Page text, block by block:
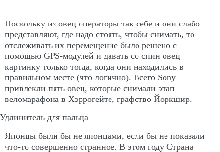
Поскольку из овец операторы так себе и они слабо
представляют, где надо стоять, чтобы снимать, то
отслеживать их перемещение было решено с
помощью GPS-модулей и давать со спин овец
картинку только тогда, когда они находились в
правильном месте (что логично). Всего Sony
привлекли пять овец, которые снимали этап
веломарафона в Хэррогейте, графство Йоркшир.
Удлинитель для пальца
Японцы были бы не японцами, если бы не показали
что-то совершенно странное. В этом году Страна